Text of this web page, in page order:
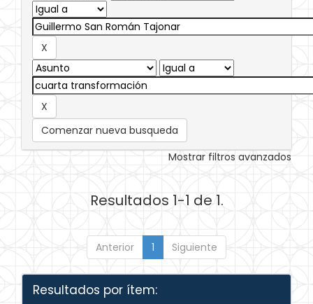
Comenzar nueva busqueda
Mostrar filtros avanzados
Resultados 1-1 de 1.
Anterior 1 Siguiente
Resultados por ítem: